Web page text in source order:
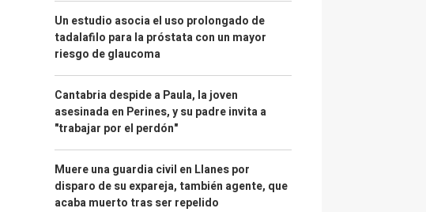
Un estudio asocia el uso prolongado de
tadalafilo para la próstata con un mayor
riesgo de glaucoma
Cantabria despide a Paula, la joven
asesinada en Perines, y su padre invita a
"trabajar por el perdón"
Muere una guardia civil en Llanes por
disparo de su expareja, también agente, que
acaba muerto tras ser repelido